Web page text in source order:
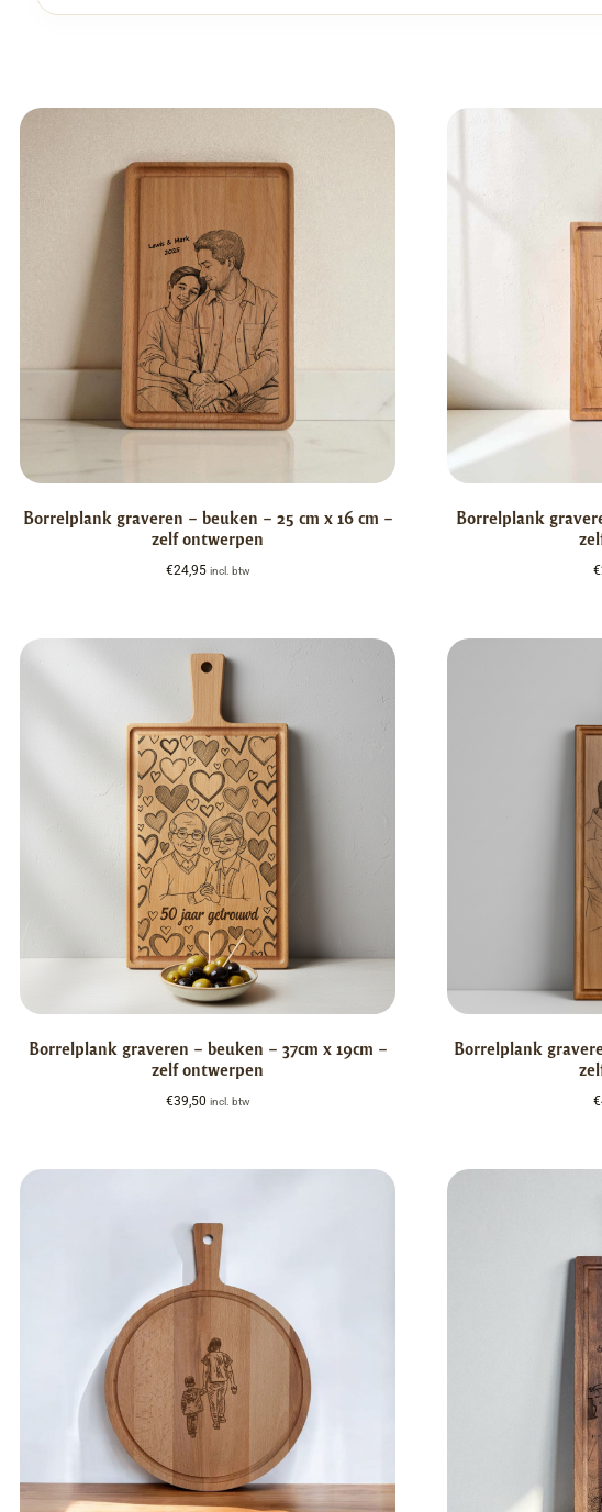
Borrelplank graveren – beuken – 25 cm x 16 cm –
zelf ontwerpen
€24,95 incl. btw
Borrelplank
€
Borrelplank graveren – beuken – 37cm x 19cm –
zelf ontwerpen
€39,50 incl. btw
Borrelplank
€